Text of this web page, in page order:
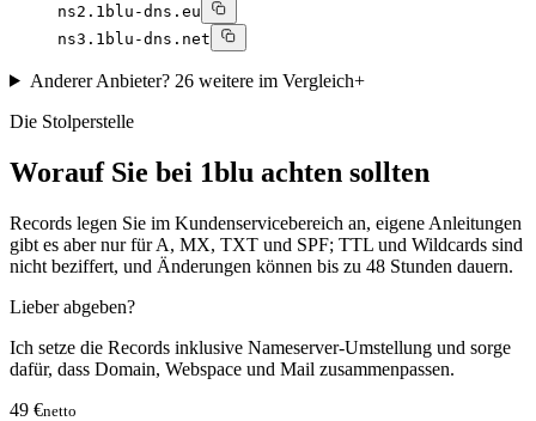
ns2.1blu-dns.eu
ns3.1blu-dns.net
Anderer Anbieter? 26 weitere im Vergleich+
Die Stolperstelle
Worauf Sie bei 1blu achten sollten
Records legen Sie im Kundenservicebereich an, eigene Anleitungen
gibt es aber nur für A, MX, TXT und SPF; TTL und Wildcards sind
nicht beziffert, und Änderungen können bis zu 48 Stunden dauern.
Lieber abgeben?
Ich setze die Records inklusive Nameserver-Umstellung und sorge
dafür, dass Domain, Webspace und Mail zusammenpassen.
49 €netto